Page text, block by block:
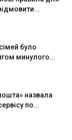
було
минулого...
назвала
по...